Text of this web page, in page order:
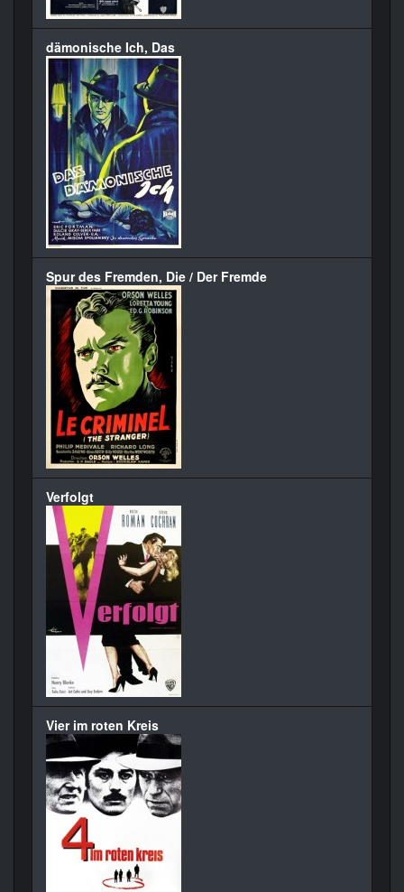
dämonische Ich, Das
Spur des Fremden, Die / Der Fremde
Verfolgt
Vier im roten Kreis